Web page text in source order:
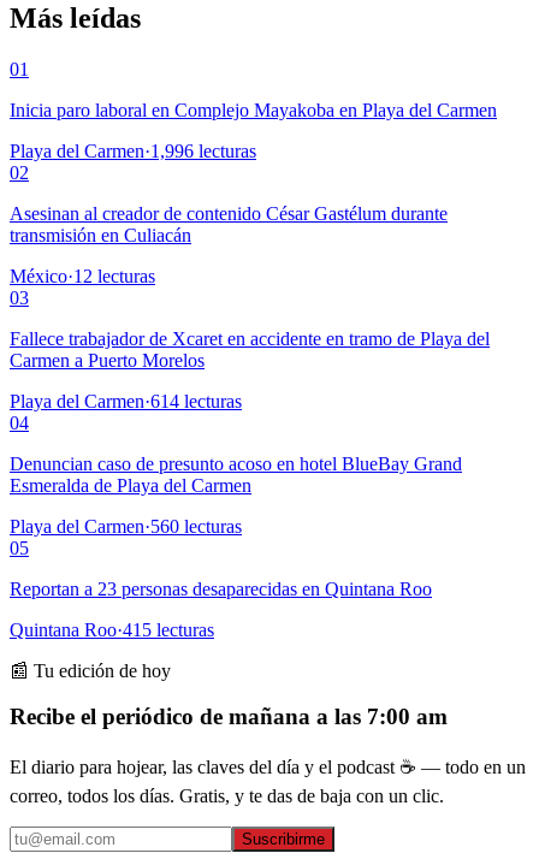
Más leídas
01
Inicia paro laboral en Complejo Mayakoba en Playa del Carmen
Playa del Carmen·1,996 lecturas
02
Asesinan al creador de contenido César Gastélum durante
transmisión en Culiacán
México·12 lecturas
03
Fallece trabajador de Xcaret en accidente en tramo de Playa del
Carmen a Puerto Morelos
Playa del Carmen·614 lecturas
04
Denuncian caso de presunto acoso en hotel BlueBay Grand
Esmeralda de Playa del Carmen
Playa del Carmen·560 lecturas
05
Reportan a 23 personas desaparecidas en Quintana Roo
Quintana Roo·415 lecturas
📰 Tu edición de hoy
Recibe el periódico de mañana a las 7:00 am
El diario para hojear, las claves del día y el podcast ☕ — todo en un
correo, todos los días. Gratis, y te das de baja con un clic.
Suscribirme